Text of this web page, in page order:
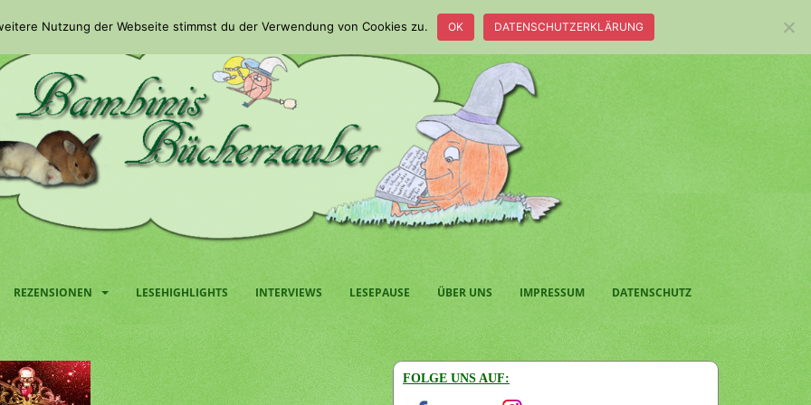
REZENSIONEN LESEHIGHLIGHTS INTERVIEWS LESEPAUSE ÜBER UNS IMPRESSUM DATENSCHUTZ
FOLGE UNS AUF:
Nutzung der Webseite stimmst du der Verwendung von Cookies zu. OK DATENSCHUTZERKLÄRUNG